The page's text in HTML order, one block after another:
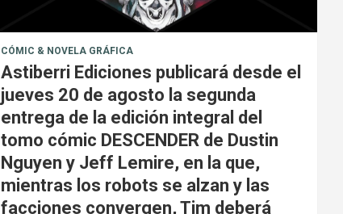
CÓMIC & NOVELA GRÁFICA
Astiberri Ediciones publicará desde el
jueves 20 de agosto la segunda
entrega de la edición integral del
tomo cómic DESCENDER de Dustin
Nguyen y Jeff Lemire, en la que,
mientras los robots se alzan y las
facciones convergen, Tim deberá